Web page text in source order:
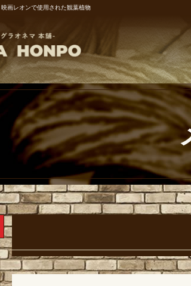
画レオンで使用された観葉植物